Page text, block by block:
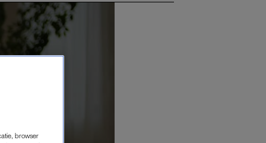
browser